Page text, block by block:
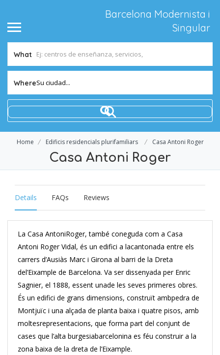
Barcelona Modernista i
Singular
What
WhereSu ciudad...
Home Edificis residencials plurifamiliars Casa Antoni Roger
Casa Antoni Roger
Details FAQs Reviews
La Casa AntoniRoger, també coneguda com a Casa
Antoni Roger Vidal, és un edifici a lacantonada entre els
carrers d’Ausiàs Marc i Girona al barri de la Dreta
del’Eixample de Barcelona. Va ser dissenyada per Enric
Sagnier, el 1888, essent unade les seves primeres obres.
És un edifici de grans dimensions, construït ambpedra de
Montjuïc i una alçada de planta baixa i quatre pisos, amb
moltesrepresentacions, que forma part del conjunt de
cases que l’alta burgesiabarcelonina es féu construir a la
zona baixa de la dreta de l’Eixample.